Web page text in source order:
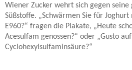
Wiener Zucker wehrt sich gegen
Süßstoffe. „Schwärmen Sie für
E960?“ fragen die Plakate, „Heute
Acesulfam genossen?“ oder „Gusto
Cyclohexylsulfaminsäure?“